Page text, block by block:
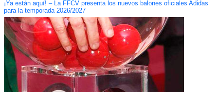
¡Ya están aquí! – La FFCV presenta los nuevos balones oficiales Adidas
para la temporada 2026/2027